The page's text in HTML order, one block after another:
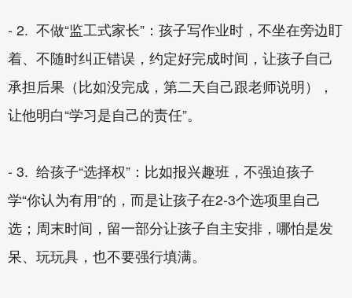
- 2. 不做“监工式家长”：孩子写作业时，不坐在旁边盯
着、不随时纠正错误，约定好完成时间，让孩子自己
承担后果（比如没完成，第二天自己跟老师说明），
让他明白“学习是自己的责任”。
- 3. 给孩子“选择权”：比如报兴趣班，不强迫孩子
学“你认为有用”的，而是让孩子在2-3个选项里自己
选；周末时间，留一部分让孩子自主安排，哪怕是发
呆、玩玩具，也不要强行填满。